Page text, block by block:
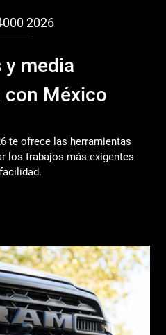
2026
y media
con México
te ofrece las herramientas
los trabajos más exigentes